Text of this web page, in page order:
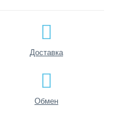
Доставка
Обмен